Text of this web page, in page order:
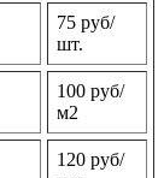
75 руб/
шт.
100 руб/
м2
120 руб/